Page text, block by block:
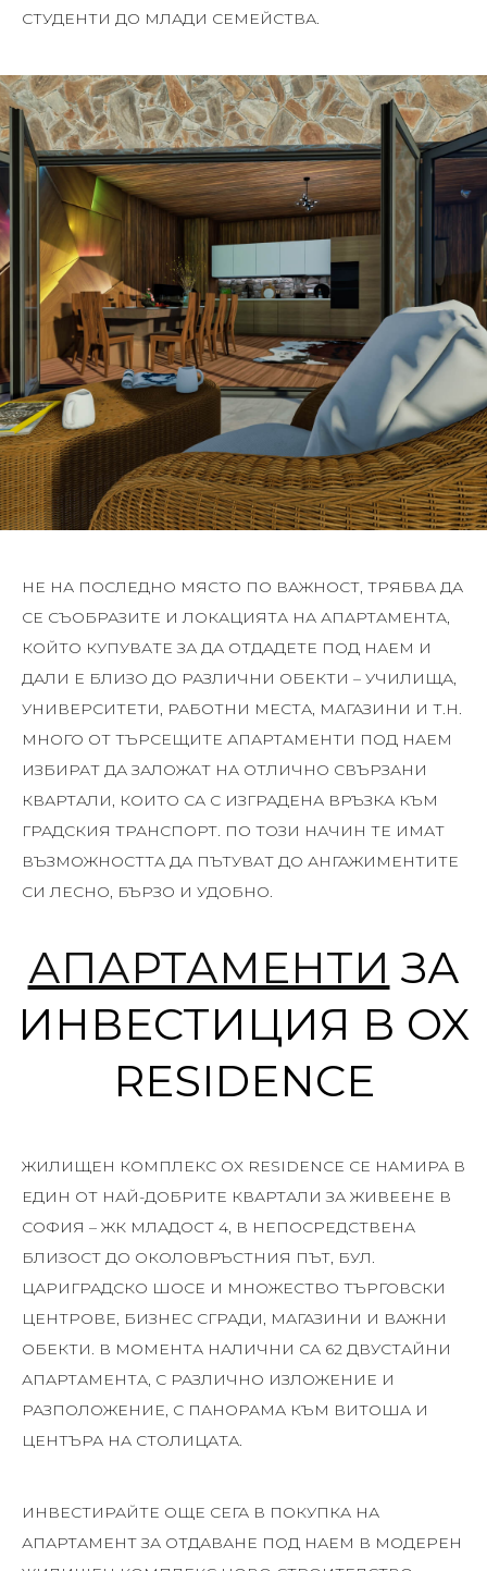
СТУДЕНТИ ДО МЛАДИ СЕМЕЙСТВА.
НЕ НА ПОСЛЕДНО МЯСТО ПО ВАЖНОСТ, ТРЯБВА ДА
СЕ СЪОБРАЗИТЕ И ЛОКАЦИЯТА НА АПАРТАМЕНТА,
КОЙТО КУПУВАТЕ ЗА ДА ОТДАДЕТЕ ПОД НАЕМ И
ДАЛИ Е БЛИЗО ДО РАЗЛИЧНИ ОБЕКТИ – УЧИЛИЩА,
УНИВЕРСИТЕТИ, РАБОТНИ МЕСТА, МАГАЗИНИ И Т.Н.
МНОГО ОТ ТЪРСЕЩИТЕ АПАРТАМЕНТИ ПОД НАЕМ
ИЗБИРАТ ДА ЗАЛОЖАТ НА ОТЛИЧНО СВЪРЗАНИ
КВАРТАЛИ, КОИТО СА С ИЗГРАДЕНА ВРЪЗКА КЪМ
ГРАДСКИЯ ТРАНСПОРТ. ПО ТОЗИ НАЧИН ТЕ ИМАТ
ВЪЗМОЖНОСТТА ДА ПЪТУВАТ ДО АНГАЖИМЕНТИТЕ
СИ ЛЕСНО, БЪРЗО И УДОБНО.
АПАРТАМЕНТИ ЗА
ИНВЕСТИЦИЯ В OX
RESIDENCE
ЖИЛИЩЕН КОМПЛЕКС OX RESIDENCE СЕ НАМИРА В
ЕДИН ОТ НАЙ-ДОБРИТЕ КВАРТАЛИ ЗА ЖИВЕЕНЕ В
СОФИЯ – ЖК МЛАДОСТ 4, В НЕПОСРЕДСТВЕНА
БЛИЗОСТ ДО ОКОЛОВРЪСТНИЯ ПЪТ, БУЛ.
ЦАРИГРАДСКО ШОСЕ И МНОЖЕСТВО ТЪРГОВСКИ
ЦЕНТРОВЕ, БИЗНЕС СГРАДИ, МАГАЗИНИ И ВАЖНИ
ОБЕКТИ. В МОМЕНТА НАЛИЧНИ СА 62 ДВУСТАЙНИ
АПАРТАМЕНТА, С РАЗЛИЧНО ИЗЛОЖЕНИЕ И
РАЗПОЛОЖЕНИЕ, С ПАНОРАМА КЪМ ВИТОША И
ЦЕНТЪРА НА СТОЛИЦАТА.
ИНВЕСТИРАЙТЕ ОЩЕ СЕГА В ПОКУПКА НА
АПАРТАМЕНТ ЗА ОТДАВАНЕ ПОД НАЕМ В МОДЕРЕН